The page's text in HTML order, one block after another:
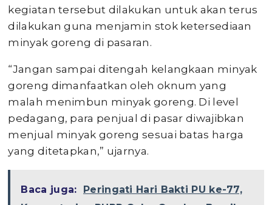
kegiatan tersebut dilakukan untuk akan terus
dilakukan guna menjamin stok ketersediaan
minyak goreng di pasaran.
“Jangan sampai ditengah kelangkaan minyak
goreng dimanfaatkan oleh oknum yang
malah menimbun minyak goreng. Di level
pedagang, para penjual di pasar diwajibkan
menjual minyak goreng sesuai batas harga
yang ditetapkan,” ujarnya.
Baca juga:
Peringati Hari Bakti PU ke-77,